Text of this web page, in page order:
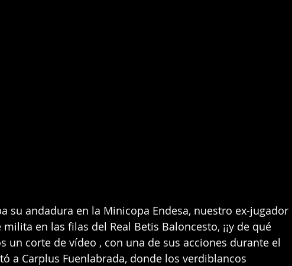
su andadura en la Minicopa Endesa, nuestro ex-jugador
en las filas del Real Betis Baloncesto, ¡¡y de qué
un corte de vídeo , con una de sus acciones durante el
a Carplus Fuenlabrada, donde los verdiblancos